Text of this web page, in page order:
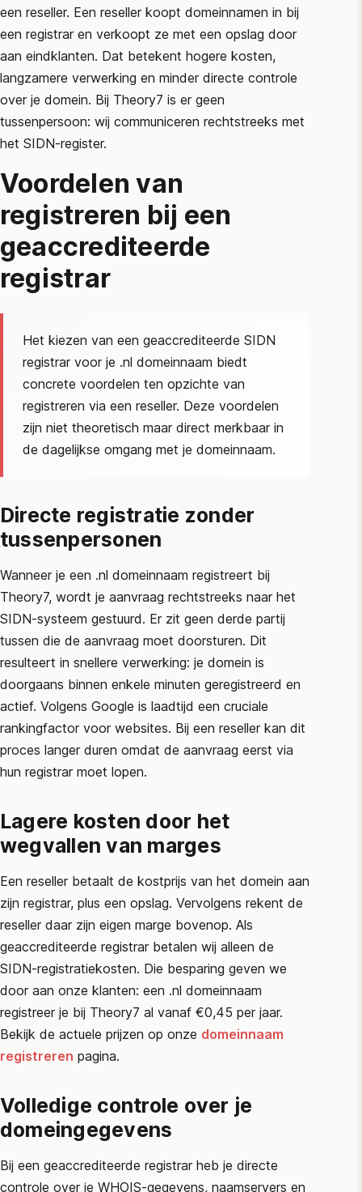
een reseller. Een reseller koopt domeinnamen in bij
een registrar en verkoopt ze met een opslag door
aan eindklanten. Dat betekent hogere kosten,
langzamere verwerking en minder directe controle
over je domein. Bij Theory7 is er geen
tussenpersoon: wij communiceren rechtstreeks met
het SIDN-register.
Voordelen van
registreren bij een
geaccrediteerde
registrar
Het kiezen van een geaccrediteerde SIDN
registrar voor je .nl domeinnaam biedt
concrete voordelen ten opzichte van
registreren via een reseller. Deze voordelen
zijn niet theoretisch maar direct merkbaar in
de dagelijkse omgang met je domeinnaam.
Directe registratie zonder
tussenpersonen
Wanneer je een .nl domeinnaam registreert bij
Theory7, wordt je aanvraag rechtstreeks naar het
SIDN-systeem gestuurd. Er zit geen derde partij
tussen die de aanvraag moet doorsturen. Dit
resulteert in snellere verwerking: je domein is
doorgaans binnen enkele minuten geregistreerd en
actief. Volgens Google is laadtijd een cruciale
rankingfactor voor websites. Bij een reseller kan dit
proces langer duren omdat de aanvraag eerst via
hun registrar moet lopen.
Lagere kosten door het
wegvallen van marges
Een reseller betaalt de kostprijs van het domein aan
zijn registrar, plus een opslag. Vervolgens rekent de
reseller daar zijn eigen marge bovenop. Als
geaccrediteerde registrar betalen wij alleen de
SIDN-registratiekosten. Die besparing geven we
door aan onze klanten: een .nl domeinnaam
registreer je bij Theory7 al vanaf €0,45 per jaar.
Bekijk de actuele prijzen op onze domeinnaam
registreren pagina.
Volledige controle over je
domeingegevens
Bij een geaccrediteerde registrar heb je directe
controle over je WHOIS-gegevens, naamservers en